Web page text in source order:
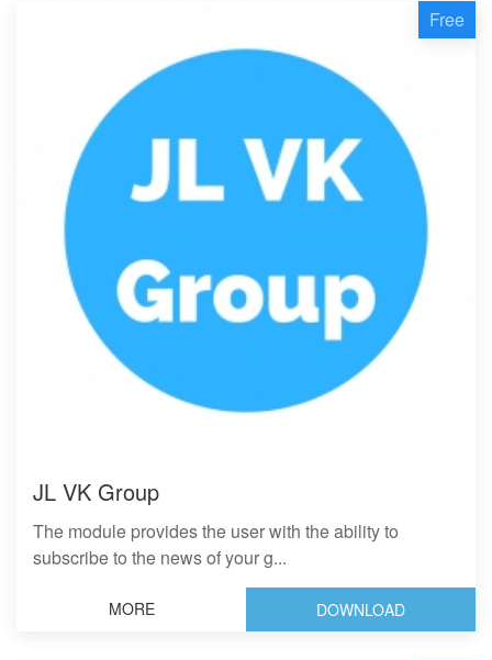
Free
JL VK Group
The module provides the user with the ability to
subscribe to the news of your g...
MORE DOWNLOAD